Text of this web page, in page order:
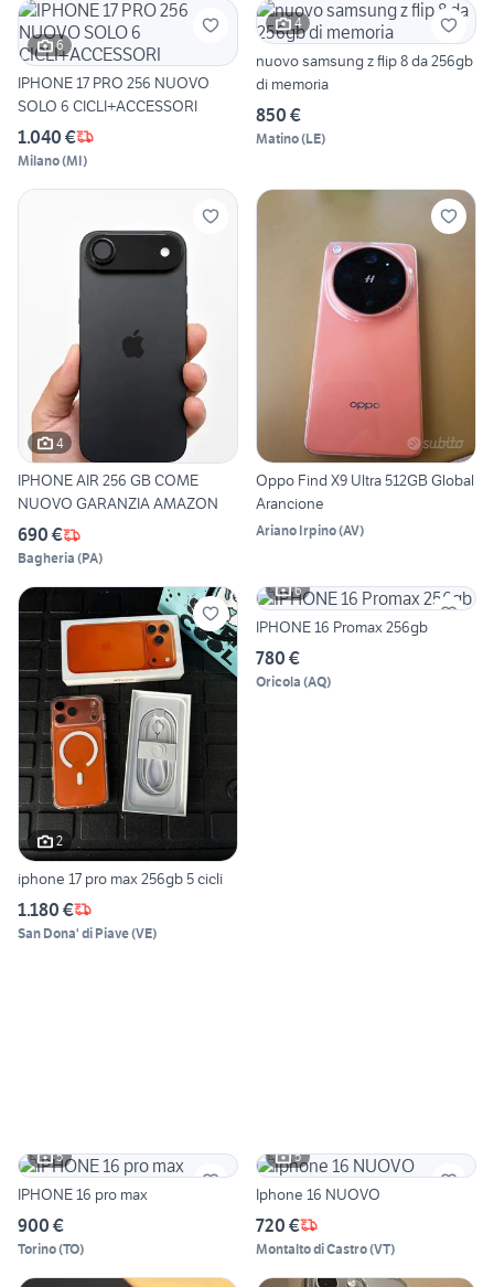
6
IPHONE 17 PRO 256 NUOVO
SOLO 6 CICLI+ACCESSORI
1.040 €
Milano(MI)
4
nuovo samsung z flip 8 da 256gb
di memoria
850 €
Matino(LE)
4
IPHONE AIR 256 GB COME
NUOVO GARANZIA AMAZON
690 €
Bagheria (PA)
Oppo Find X9 Ultra 512GB Global
Arancione
Ariano Irpino(AV)
2
iphone 17 pro max 256gb 5 cicli
1.180 €
San Dona' di Piave(VE)
6
IPHONE 16 Promax 256gb
780 €
Oricola (AQ)
5
IPHONE 16 pro max
900 €
Torino(TO)
5
Iphone 16 NUOVO
720 €
Montalto di Castro(VT)